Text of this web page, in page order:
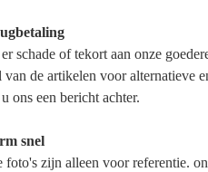
schade of tekort aan onze
van de artikelen voor alternatieve
ons een bericht achter.
snel
foto's zijn alleen voor referentie.